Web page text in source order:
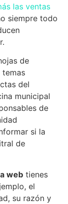
las ventas
siempre todo
de
temas
del
municipal
de
si la
de
web tienes
el
su razón y